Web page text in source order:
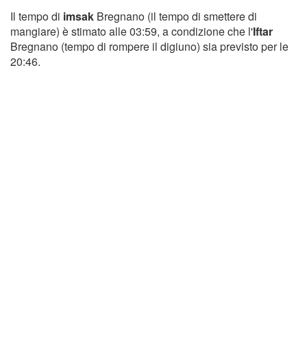
Il tempo di imsak Bregnano (il tempo di smettere di
mangiare) è stimato alle 03:59, a condizione che l'Iftar
Bregnano (tempo di rompere il digiuno) sia previsto per le
20:46.